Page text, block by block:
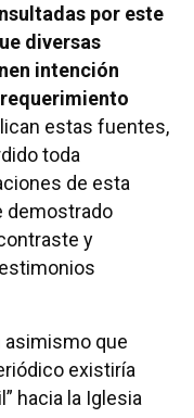
por este
diversas
intención
estas fuentes,
toda
de esta
demostrado
y
que
existiría
hacia la Iglesia